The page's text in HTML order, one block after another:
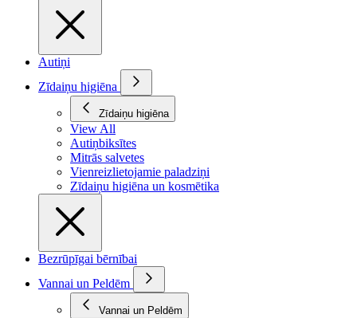
Autiņi
Zīdaiņu higiēna
Zīdaiņu higiēna
View All
Autiņbiksītes
Mitrās salvetes
Vienreizlietojamie paladziņi
Zīdaiņu higiēna un kosmētika
Bezrūpīgai bērnībai
Vannai un Peldēm
Vannai un Peldēm